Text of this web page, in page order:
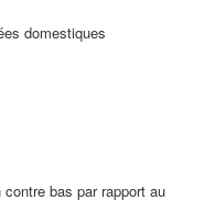
domestiques
bas par rapport au